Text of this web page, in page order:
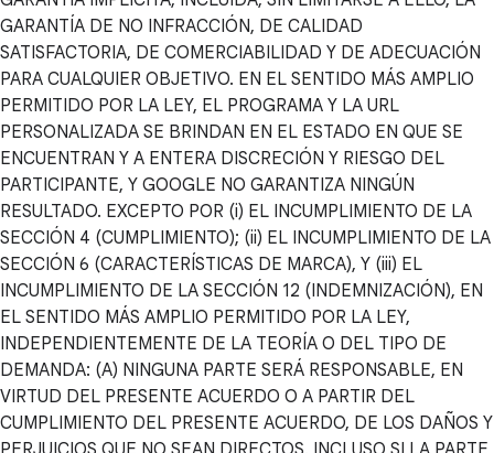
GARANTÍA DE NO INFRACCIÓN, DE CALIDAD
SATISFACTORIA, DE COMERCIABILIDAD Y DE ADECUACIÓN
PARA CUALQUIER OBJETIVO. EN EL SENTIDO MÁS AMPLIO
PERMITIDO POR LA LEY, EL PROGRAMA Y LA URL
PERSONALIZADA SE BRINDAN EN EL ESTADO EN QUE SE
ENCUENTRAN Y A ENTERA DISCRECIÓN Y RIESGO DEL
PARTICIPANTE, Y GOOGLE NO GARANTIZA NINGÚN
RESULTADO. EXCEPTO POR (i) EL INCUMPLIMIENTO DE LA
SECCIÓN 4 (CUMPLIMIENTO); (ii) EL INCUMPLIMIENTO DE LA
SECCIÓN 6 (CARACTERÍSTICAS DE MARCA), Y (iii) EL
INCUMPLIMIENTO DE LA SECCIÓN 12 (INDEMNIZACIÓN), EN
EL SENTIDO MÁS AMPLIO PERMITIDO POR LA LEY,
INDEPENDIENTEMENTE DE LA TEORÍA O DEL TIPO DE
DEMANDA: (A) NINGUNA PARTE SERÁ RESPONSABLE, EN
VIRTUD DEL PRESENTE ACUERDO O A PARTIR DEL
CUMPLIMIENTO DEL PRESENTE ACUERDO, DE LOS DAÑOS Y